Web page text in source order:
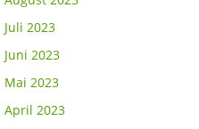
Juli 2023
Juni 2023
Mai 2023
April 2023